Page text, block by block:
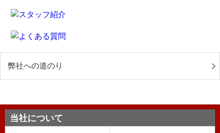
弊社への道のり
当社について